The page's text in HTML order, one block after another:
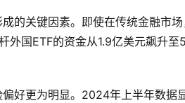
的关键因素。即使在传统金融市
国ETF的资金从1.9亿美元飙升
好更为明显。2024年上半年数据